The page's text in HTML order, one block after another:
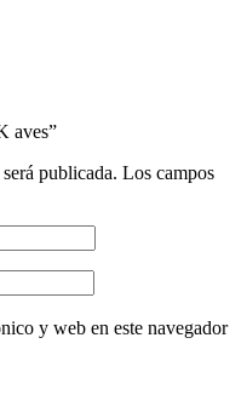
aves”
publicada. Los campos
y web en este navegador